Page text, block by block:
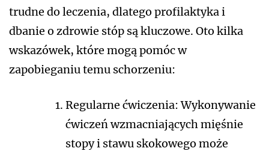
trudne do leczenia, dlatego profilaktyka i
dbanie o zdrowie stóp są kluczowe. Oto kilka
wskazówek, które mogą pomóc w
zapobieganiu temu schorzeniu:
Regularne ćwiczenia: Wykonywanie
ćwiczeń wzmacniających mięśnie
stopy i stawu skokowego może